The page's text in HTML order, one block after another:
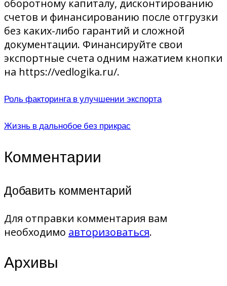
оборотному капиталу, дисконтированию
счетов и финансированию после отгрузки
без каких-либо гарантий и сложной
документации. Финансируйте свои
экспортные счета одним нажатием кнопки
на https://vedlogika.ru/.
Роль факторинга в улучшении экспорта
Жизнь в дальнобое без прикрас
Комментарии
Добавить комментарий
Для отправки комментария вам
необходимо авторизоваться.
Архивы